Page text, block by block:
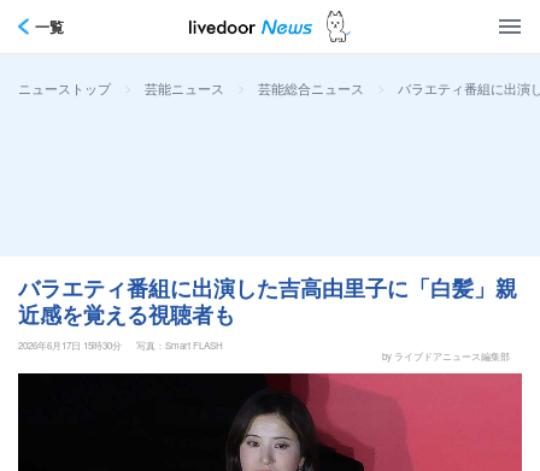
一覧
ニューストップ > 芸能ニュース > 芸能総合ニュース > バラエティ番組に出演
バラエティ番組に出演した吉高由里子に「白髪」親
近感を覚える視聴者も
2026年6月17日 15時30分
写真：Smart FLASH
by ライブドアニュース編集部